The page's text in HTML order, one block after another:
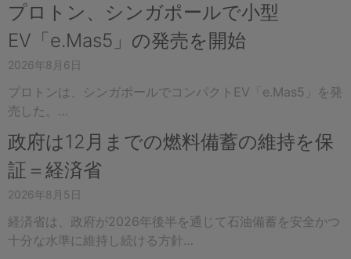
プロトン、シンガポールで小型
EV「e.Mas5」の発売を開始
2026年8月6日
プロトンは、シンガポールでコンパクトEV「e.Mas5」を発
売した。…
政府は12月までの燃料備蓄の維持を保
証＝経済省
2026年8月5日
経済省は、政府が2026年後半を通じて石油備蓄を安全かつ
十分な水準に維持し続ける方針…